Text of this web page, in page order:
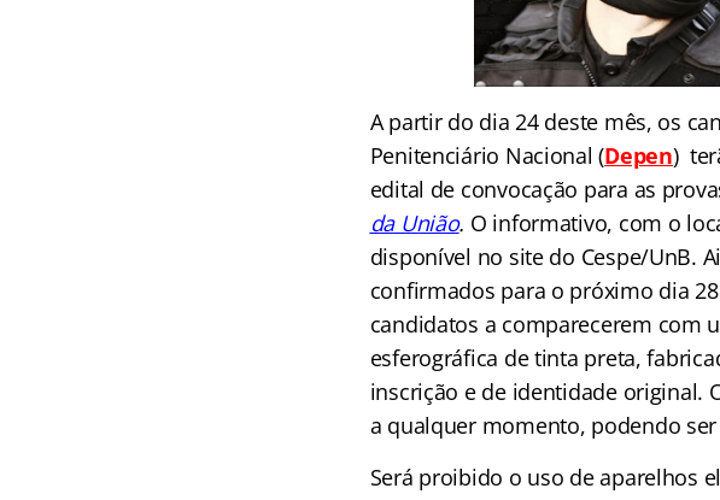
A partir do dia 24 deste mês, os
Penitenciário Nacional (Depen)
edital de convocação para as
da União. O informativo, com o
disponível no site do Cespe/UnB.
confirmados para o próximo dia
candidatos a comparecerem com
esferográfica de tinta preta,
inscrição e de identidade original.
a qualquer momento, podendo
Será proibido o uso de aparelhos